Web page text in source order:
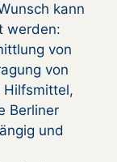
kann
werden:
von
von
Hilfsmittel,
Berliner
und